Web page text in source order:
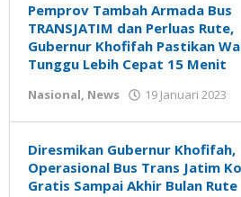
Pemprov Tambah Armada Bus
TRANSJATIM dan Perluas Rute,
Gubernur Khofifah Pastikan
Tunggu Lebih Cepat 15 Menit
Nasional, News 19 Januari 2023
Diresmikan Gubernur Khofifah,
Operasional Bus Trans Jatim
Gratis Sampai Akhir Bulan Rute